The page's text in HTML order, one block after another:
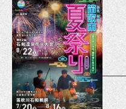
所 笛吹市役所本館前 笛
館及び市民窓口館） ※ 当日の天候や河川の状況によ
り、中止の場合がございます。 ■ 石和温泉
催日 令和8年7月20日（
うち土・日曜日と7/20
和鵜飼終了後 20:50 〜